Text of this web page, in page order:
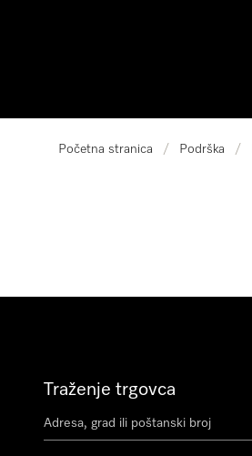
Početna stranica / Podrška /
Traženje trgovca